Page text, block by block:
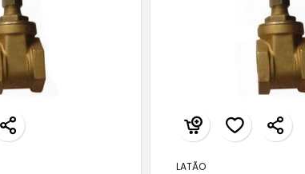
LATÃO